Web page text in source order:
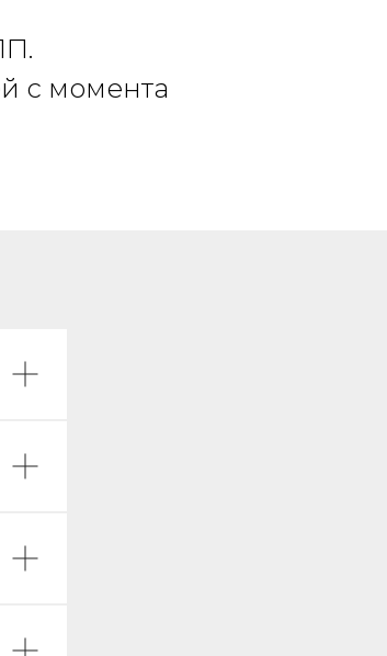
с момента